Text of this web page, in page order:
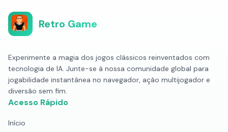
Retro Game
Experimente a magia dos jogos clássicos reinventados com
tecnologia de IA. Junte-se à nossa comunidade global para
jogabilidade instantânea no navegador, ação multijogador e
diversão sem fim.
Acesso Rápido
Início